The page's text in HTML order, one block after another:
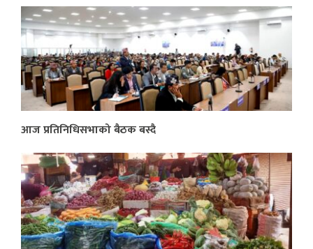
आज प्रतिनिधिसभाको बैठक बस्दै